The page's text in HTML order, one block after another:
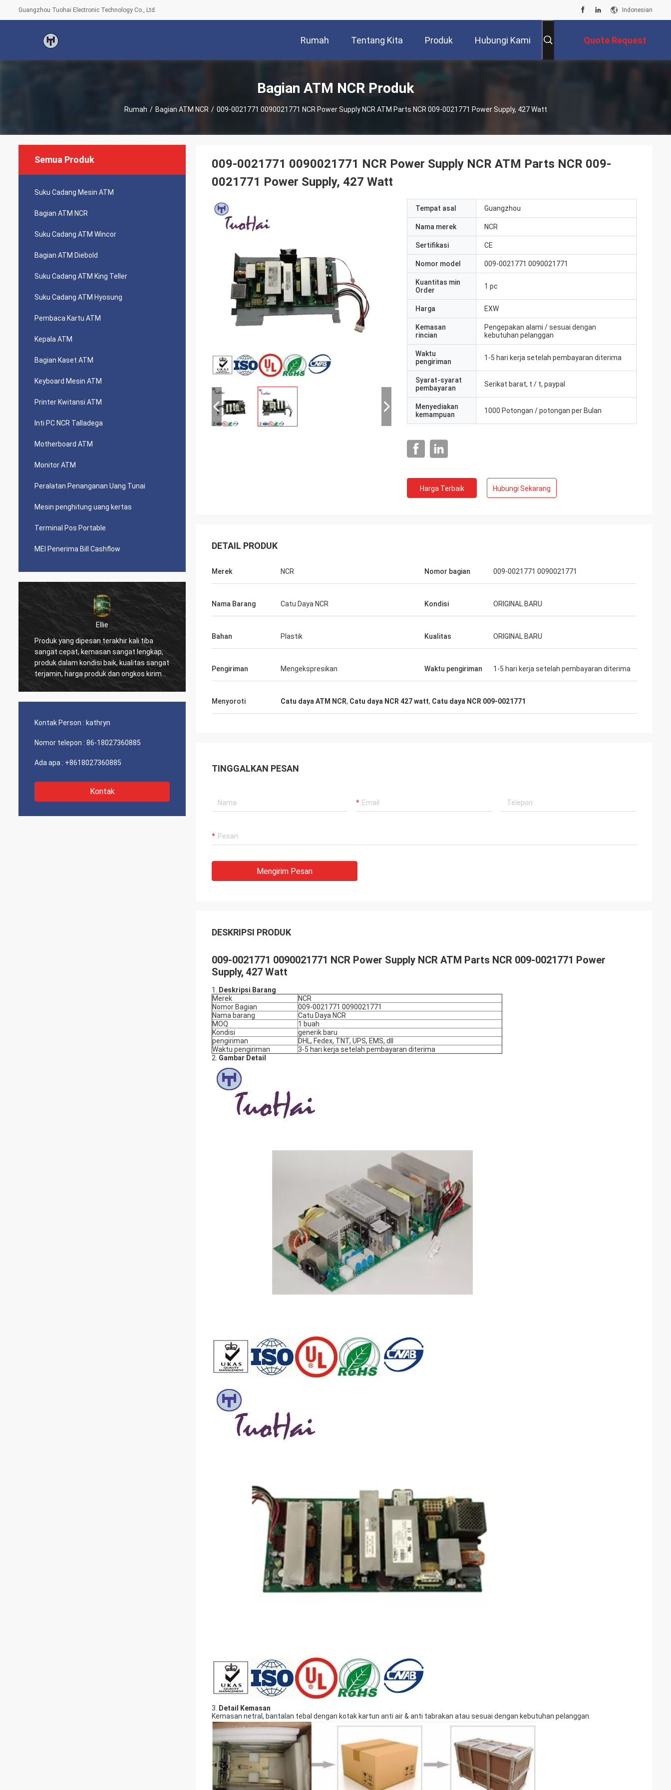
Guangzhou Tuohai Electronic Technology Co., Ltd. Indonesian
Rumah Tentang Kita Produk Hubungi Kami Quote Request
Bagian ATM NCR Produk
Rumah / Bagian ATM NCR / 009-0021771 0090021771 NCR Power Supply NCR ATM Parts NCR 009-0021771 Power Supply, 427 Watt
Semua Produk
Suku Cadang Mesin ATM
Bagian ATM NCR
Suku Cadang ATM Wincor
Bagian ATM Diebold
Suku Cadang ATM King Teller
Suku Cadang ATM Hyosung
Pembaca Kartu ATM
Kepala ATM
Bagian Kaset ATM
Keyboard Mesin ATM
Printer Kwitansi ATM
Inti PC NCR Talladega
Motherboard ATM
Monitor ATM
Peralatan Penanganan Uang Tunai
Mesin penghitung uang kertas
Terminal Pos Portable
MEI Penerima Bill Cashflow
Ellie
Produk yang dipesan terakhir kali tiba
sangat cepat, kemasan sangat lengkap,
produk dalam kondisi baik, kualitas sangat
terjamin, harga produk dan ongkos kirim
masuk akal, berharap dapat terus bekerja
Layanan mereka sangat baik, pengenalan
produk sangat rinci, untuk pertanyaan
yang sabar.
Kontak Person : kathryn
Nomor telepon : 86-18027360885
Ada apa : +8618027360885
Kontak
009-0021771 0090021771 NCR Power Supply NCR ATM Parts NCR 009-
0021771 Power Supply, 427 Watt
Tempat asal Guangzhou
Nama merek NCR
Sertifikasi CE
Nomor model 009-0021771 0090021771
Kuantitas min
Order
1 pc
Harga EXW
Kemasan
rincian
Pengepakan alami / sesuai dengan
kebutuhan pelanggan
Waktu
pengiriman
1-5 hari kerja setelah pembayaran diterima
Syarat-syarat
pembayaran
Serikat barat, t / t, paypal
Menyediakan
kemampuan
1000 Potongan / potongan per Bulan
Harga Terbaik Hubungi Sekarang
DETAIL PRODUK
Merek NCR Nomor bagian 009-0021771 0090021771
Nama Barang Catu Daya NCR Kondisi ORIGINAL BARU
Bahan Plastik Kualitas ORIGINAL BARU
Pengiriman Mengekspresikan Waktu pengiriman 1-5 hari kerja setelah pembayaran diterima
Menyoroti Catu daya ATM NCR, Catu daya NCR 427 watt, Catu daya NCR 009-0021771
TINGGALKAN PESAN
Mengirim Pesan
DESKRIPSI PRODUK
009-0021771 0090021771 NCR Power Supply NCR ATM Parts NCR 009-0021771 Power
Supply, 427 Watt
1.
Deskripsi Barang
Merek
NCR
Nomor Bagian
009-0021771 0090021771
Nama barang
Catu Daya NCR
MOQ
1 buah
Kondisi
generik baru
pengiriman
DHL, Fedex, TNT, UPS, EMS, dll
Waktu pengiriman
3-5 hari kerja setelah pembayaran diterima
2. Gambar Detail
3.
Detail Kemasan
Kemasan netral, bantalan tebal dengan kotak kartun anti air & anti tabrakan atau sesuai dengan kebutuhan pelanggan.